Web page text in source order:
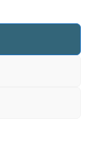
par un
projet